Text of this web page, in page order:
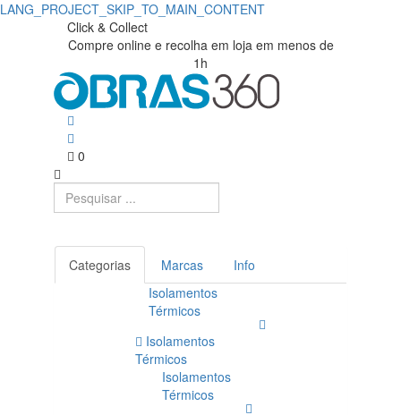
LANG_PROJECT_SKIP_TO_MAIN_CONTENT
Click & Collect
Compre online e recolha em loja em menos de
1h
0
Categorias Marcas
Info
Isolamentos
Térmicos
Isolamentos
Térmicos
Isolamentos
Térmicos